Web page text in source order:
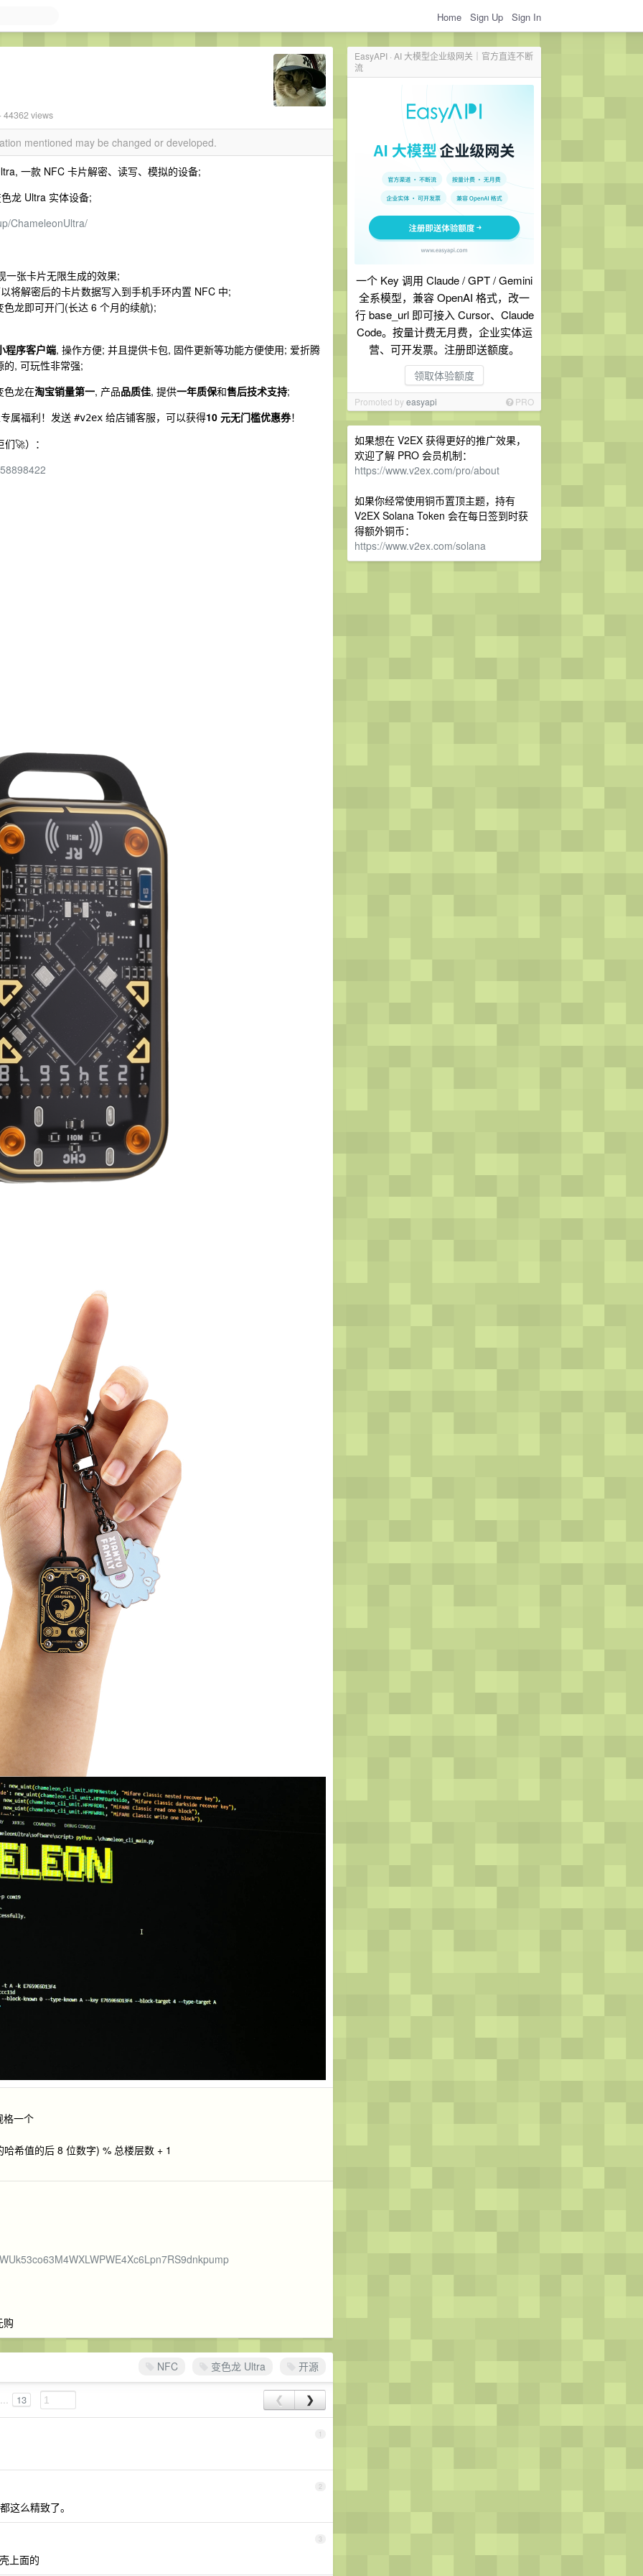
Home Sign Up Sign In
EasyAPI · AI 大模型企业级网关｜官方直连不断
流
一个 Key 调用 Claude / GPT / Gemini
全系模型，兼容 OpenAI 格式，改一
行 base_url 即可接入 Cursor、Claude
Code。按量计费无月费，企业实体运
营、可开发票。注册即送额度。
领取体验额度
Promoted byeasyapi PRO
如果想在 V2EX 获得更好的推广效果，
欢迎了解 PRO 会员机制：
https://www.v2ex.com/pro/about
如果你经常使用铜币置顶主题，持有
V2EX Solana Token 会在每日签到时获
得额外铜币：
https://www.v2ex.com/solana
44362 views
mentioned may be changed or developed.
一款 NFC 卡片解密、读写、模拟的设备;
龙 Ultra 实体设备;
ChameleonUltra/
一张卡片无限生成的效果;
将解密后的卡片数据写入到手机手环内置 NFC 中;
龙即可开门(长达 6 个月的续航);
程序客户端, 操作方便; 并且提供卡包, 固件更新等功能方便使用; 爱折腾
, 可玩性非常强;
色龙在淘宝销量第一, 产品品质佳, 提供一年质保和售后技术支持;
属福利！发送 #v2ex 给店铺客服，可以获得10 元无门槛优惠券！
🚀）：
格一个
希值的后 8 位数字) % 总楼层数 + 1
购
NFC 变色龙 Ultra 开源
13 ❮ ❯
1
2
这么精致了。
3
上面的